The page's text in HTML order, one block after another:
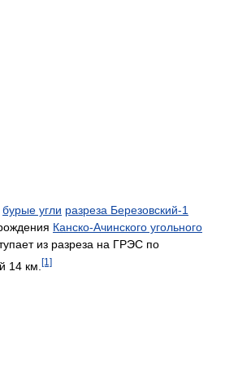
бурые угли разреза Березовский-1
Канско-Ачинского угольного
из разреза на ГРЭС по
14 км. [1]